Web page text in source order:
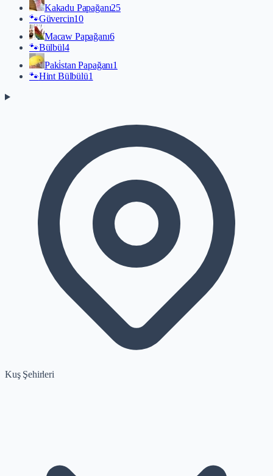
Kakadu Papağanı25
🐾Güvercin10
Macaw Papağanı6
🐾Bülbül4
Paki̇stan Papağanı1
🐾Hint Bülbülü1
Kuş Şehirleri